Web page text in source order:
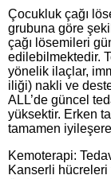
Çocukluk çağı
grubuna göre
çağı lösemileri
edilebilmektedir.
yönelik ilaçlar,
iliği) nakli ve
ALL’de güncel
yüksektir. Erken
tamamen
Kemoterapi:
Kanserli hücreleri